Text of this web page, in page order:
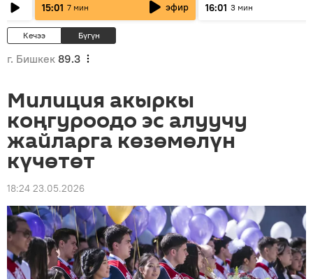
15:01 7 мин эфир
16:01 3 мин
Кечээ Бүгүн
г. Бишкек 89.3
Милиция акыркы
коңгуроодо эс алуучу
жайларга көзөмөлүн
күчөтөт
18:24 23.05.2026